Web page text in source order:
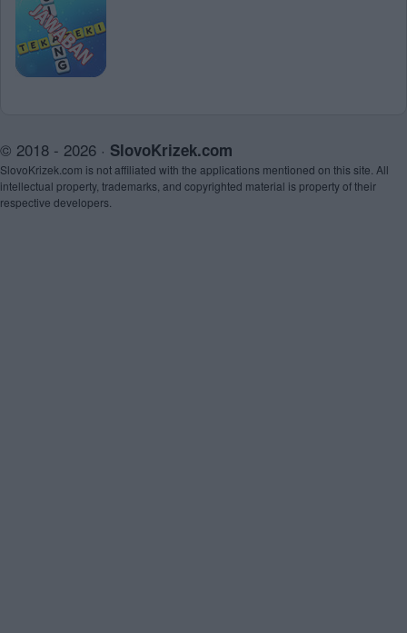
© 2018 - 2026 · SlovoKrizek.com
SlovoKrizek.com is not affiliated with the applications mentioned on this site. All
intellectual property, trademarks, and copyrighted material is property of their
respective developers.